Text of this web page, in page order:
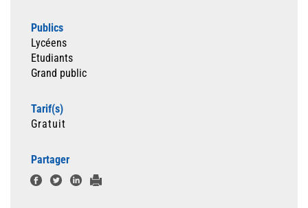
Publics
Lycéens
Etudiants
Grand public
Tarif(s)
Gratuit
Partager